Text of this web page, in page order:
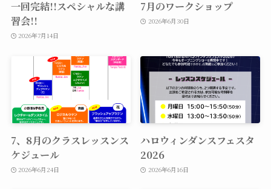
一回完結!!スペシャルな講
習会!!
2026年7月14日
7月のワークショップ
2026年6月30日
7、8月のクラスレッスンス
ケジュール
2026年6月24日
ハロウィンダンスフェスタ
2026
2026年6月16日